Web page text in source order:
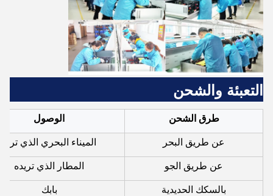
التعبئة والشحن
طرق الشحن الوصول
عن طريق البحر الميناء البحري الذي تريد
عن طريق الجو المطار الذي تريده
بالسكك الحديدية بابك